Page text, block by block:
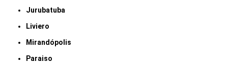
Jurubatuba
Liviero
Mirandópolis
Paraiso